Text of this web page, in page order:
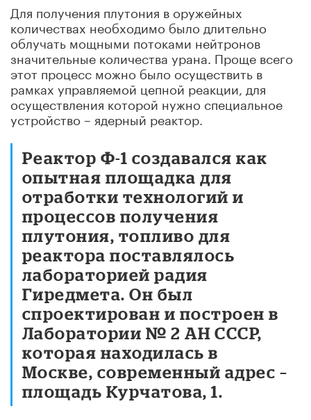
Для получения плутония в оружейных
количествах необходимо было длительно
облучать мощными потоками нейтронов
значительные количества урана. Проще всего
этот процесс можно было осуществить в
рамках управляемой цепной реакции, для
осуществления которой нужно специальное
устройство – ядерный реактор.
Реактор Ф-1 создавался как
опытная площадка для
отработки технологий и
процессов получения
плутония, топливо для
реактора поставлялось
лабораторией радия
Гиредмета. Он был
спроектирован и построен в
Лаборатории № 2 АН СССР,
которая находилась в
Москве, современный адрес –
площадь Курчатова, 1.